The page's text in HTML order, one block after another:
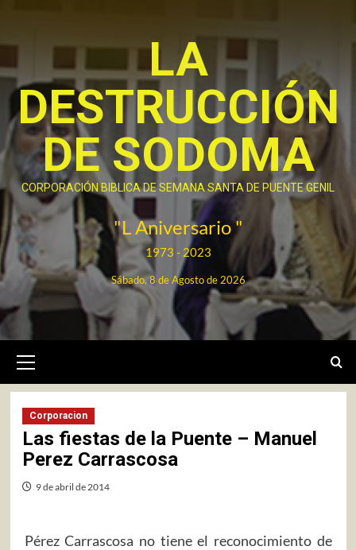
contenido
LA
DESTRUCCIÓN
DE SODOMA
CORPORACIÓN BIBLICA DE SEMANA SANTA DE PUENTE GENIL
"L Aniversario "
1973 - 2023
Sábado, 8 de Agosto de 2026
primario
Corporacion
Las fiestas de la Puente – Manuel
Perez Carrascosa
9 de abril de 2014
Pérez Carrascosa no tiene el reconocimiento de